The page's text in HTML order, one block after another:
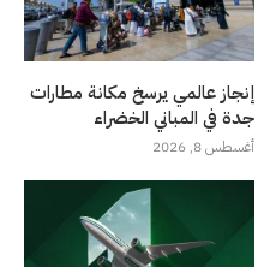
إنجاز عالمي يرسخ مكانة مطارات
جدة في المباني الخضراء
أغسطس 8, 2026